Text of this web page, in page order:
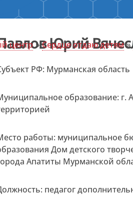
центр » Сердце отдаю детям »
Юрий
РФ: Мурманская область
образование: г.
работы: муниципальное
Дом детского
Апатиты Мурманской
педагог